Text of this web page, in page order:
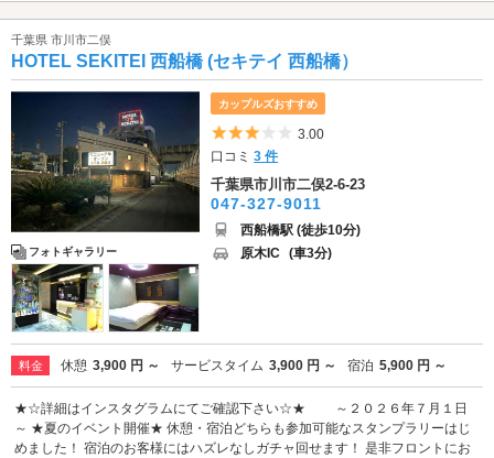
千葉県 市川市二俣
HOTEL SEKITEI 西船橋 (セキテイ 西船橋）
フォトギャラリー
カップルズおすすめ
5つ星のうち3
3.00
口コミ3 件
千葉県市川市二俣2-6-23
047-327-9011
西船橋駅 (徒歩10分)
原木IC (車3分)
料金 休憩 3,900 円 ～ サービスタイム 3,900 円 ～ 宿泊 5,900 円 ～
★☆詳細はインスタグラムにてご確認下さい☆★ ～２０２６年７月１日
～ ★夏のイベント開催★ 休憩・宿泊どちらも参加可能なスタンプラリーはじ
めました！ 宿泊のお客様にはハズレなしガチャ回せます！ 是非フロントにお